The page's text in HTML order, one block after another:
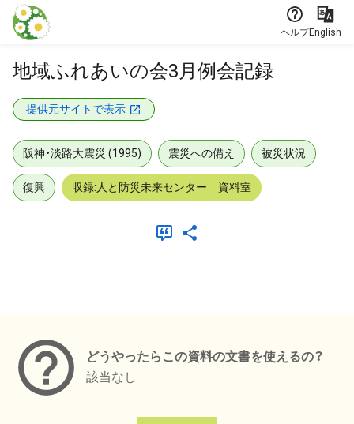
本文に飛ぶ
ヘルプEnglish
地域ふれあいの会3月例会記録
提供元サイトで表示
阪神・淡路大震災 (1995) 震災への備え 被災状況
復興 収録:人と防災未来センター 資料室
どうやったらこの資料の文書を使えるの？
該当なし